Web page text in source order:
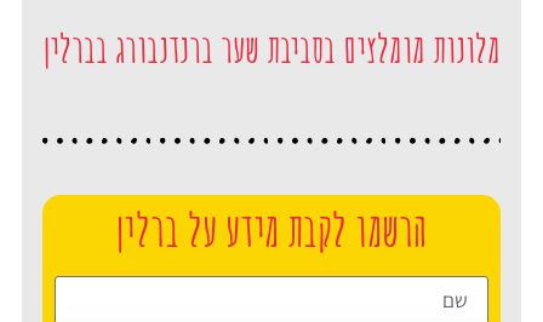
מלונות מומלצים בסביבת שער ברנדנבורג בברלין
הרשמו לקבת מידע על ברלין